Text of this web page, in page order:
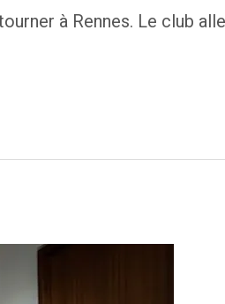
à Rennes. Le club